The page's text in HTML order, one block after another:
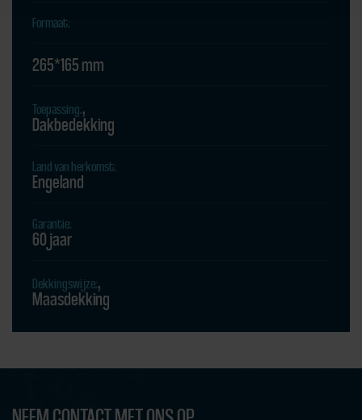
Formaat:
265*165 mm
Toepassing:
Dakbedekking
Land van herkomst:
Engeland
Garantie:
60 jaar
Dekkingswijze:
Maasdekking